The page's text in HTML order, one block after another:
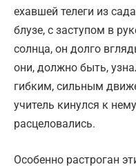
ехавшей телеги из
блузе, с заступом в
солнца, он долго
они, должно быть,
гибким, сильным
учитель кинулся к
расцеловались.
Особенно растроган